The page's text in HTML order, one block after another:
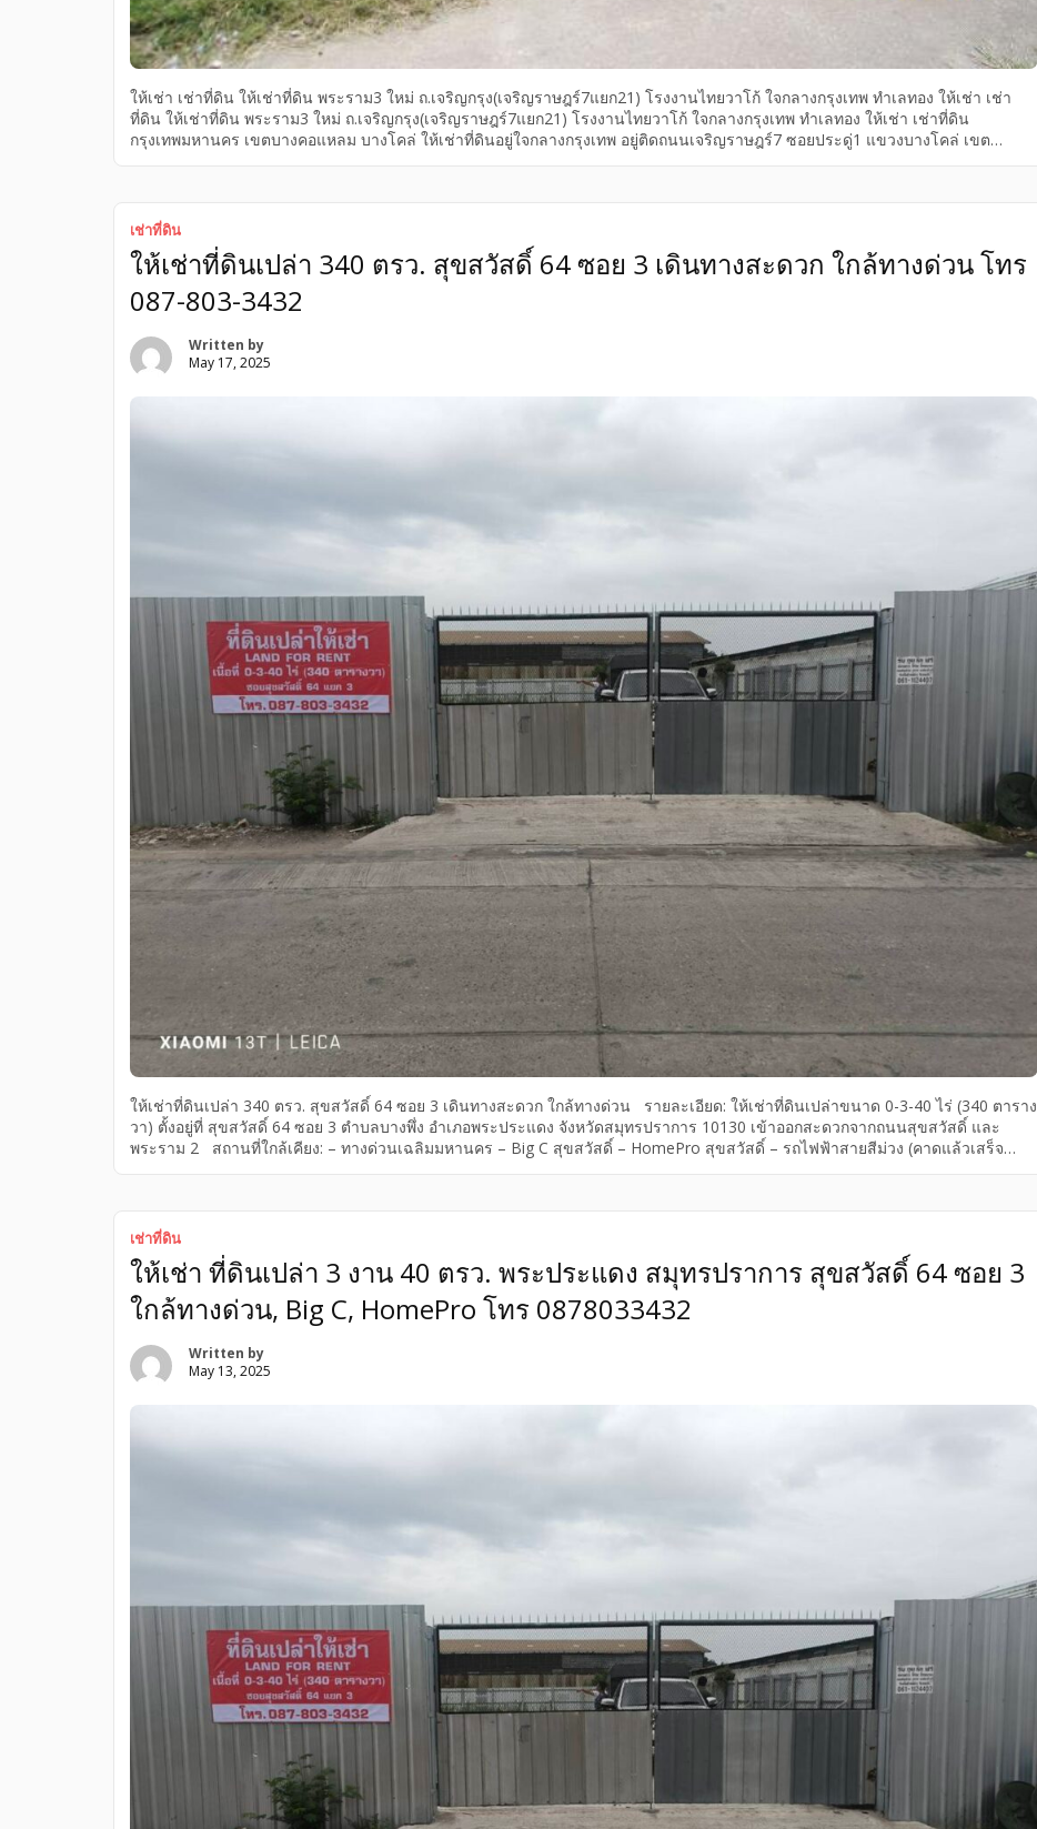
ให้เช่า เช่าที่ดิน ให้เช่าที่ดิน พระราม3 ใหม่ ถ.เจริญกรุง(เจริญราษฎร์7แยก21) โรงงานไทยวาโก้ ใจกลางกรุงเทพ ทำเลทอง ให้เช่า เช่า
ที่ดิน ให้เช่าที่ดิน พระราม3 ใหม่ ถ.เจริญกรุง(เจริญราษฎร์7แยก21) โรงงานไทยวาโก้ ใจกลางกรุงเทพ ทำเลทอง ให้เช่า เช่าที่ดิน
กรุงเทพมหานคร เขตบางคอแหลม บางโคล่ ให้เช่าที่ดินอยู่ใจกลางกรุงเทพ อยู่ติดถนนเจริญราษฎร์7 ซอยประดู่1 แขวงบางโคล่ เขต
และ บ้านอยู่อาศัยจำนวนมาก อีกทั้งยังเป็นที่ตั้งของโรงงานไทยวาโก้2แห่ง(มีคนงานหลายพันคน) ,โรงงานบางกอกรับเบอร์ ผลิตรองเท้าไน
กี้ และโรงงานอื่นๆอีกเป็นจำนวนมาก ใกล้สถานที่สำคัญใจกลางกรุงเทพดังนี้ 1.ห้างเซ็นทรัลพระรามสาม โลตัสพระรามสาม ห้างโฮมโปร
2.ใกล้ทางด่วนหลากหลายสายย่านสาธุประดิษฐ์ […]
เช่าที่ดิน
ให้เช่าที่ดินเปล่า 340 ตรว. สุขสวัสดิ์ 64 ซอย 3 เดินทางสะดวก ใกล้ทางด่วน โทร
087-803-3432
Written by
May 17, 2025
ให้เช่าที่ดินเปล่า 340 ตรว. สุขสวัสดิ์ 64 ซอย 3 เดินทางสะดวก ใกล้ทางด่วน รายละเอียด: ให้เช่าที่ดินเปล่าขนาด 0-3-40 ไร่ (340 ตาราง
วา) ตั้งอยู่ที่ สุขสวัสดิ์ 64 ซอย 3 ตำบลบางพึ่ง อำเภอพระประแดง จังหวัดสมุทรปราการ 10130 เข้าออกสะดวกจากถนนสุขสวัสดิ์ และ
พระราม 2 สถานที่ใกล้เคียง: – ทางด่วนเฉลิมมหานคร – Big C สุขสวัสดิ์ – HomePro สุขสวัสดิ์ – รถไฟฟ้าสายสีม่วง (คาดแล้วเสร็จ
เช่าที่ดิน
ให้เช่า ที่ดินเปล่า 3 งาน 40 ตรว. พระประแดง สมุทรปราการ สุขสวัสดิ์ 64 ซอย 3
ใกล้ทางด่วน, Big C, HomePro โทร 0878033432
Written by
May 13, 2025